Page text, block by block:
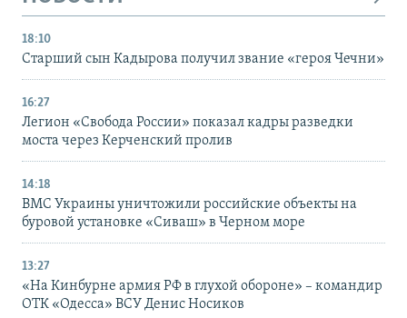
18:10
Старший сын Кадырова получил звание «героя Чечни»
16:27
Легион «Свобода России» показал кадры разведки
моста через Керченский пролив
14:18
ВМС Украины уничтожили российские объекты на
буровой установке «Сиваш» в Черном море
13:27
«На Кинбурне армия РФ в глухой обороне» – командир
ОТК «Одесса» ВСУ Денис Носиков